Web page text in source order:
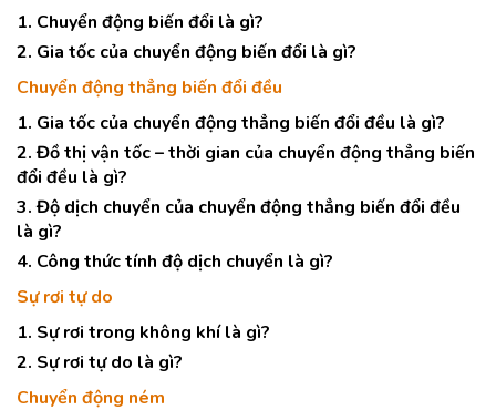
1. Chuyển động biến đổi là gì?
2. Gia tốc của chuyển động biến đổi là gì?
Chuyển động thẳng biến đổi đều
1. Gia tốc của chuyển động thẳng biến đổi đều là gì?
2. Đồ thị vận tốc – thời gian của chuyển động thẳng biến
đổi đều là gì?
3. Độ dịch chuyển của chuyển động thẳng biến đổi đều
là gì?
4. Công thức tính độ dịch chuyển là gì?
Sự rơi tự do
1. Sự rơi trong không khí là gì?
2. Sự rơi tự do là gì?
Chuyển động ném